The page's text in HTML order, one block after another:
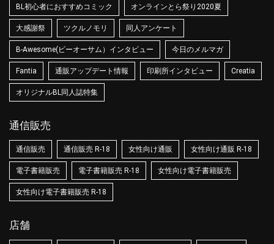
BL初心者におすすめコミック オンラインとら祭り2020夏
大感謝祭 ツクルノモリ 同人アンケート
B-Awesome(ビーオーサム）インタビュー 今日のメルマガ
Fantia 通販アップデート情報 印刷所インタビュー Creatia
オリジナルBL同人誌特集
通信販売
通信販売 通信販売 R-18 女性向け通販 女性向け通販 R-18
電子書籍販売 電子書籍販売 R-18 女性向け電子書籍販売
女性向け電子書籍販売 R-18
店舗